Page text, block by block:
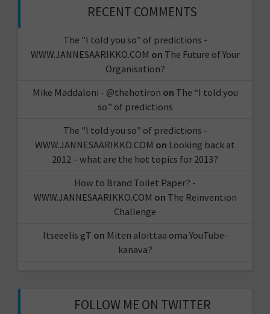
RECENT COMMENTS
The "I told you so" of predictions -
WWW.JANNESAARIKKO.COM on The Future of Your
Organisation?
Mike Maddaloni - @thehotiron on The “I told you
so” of predictions
The "I told you so" of predictions -
WWW.JANNESAARIKKO.COM on Looking back at
2012 – what are the hot topics for 2013?
How to Brand Toilet Paper? -
WWW.JANNESAARIKKO.COM on The Reinvention
Challenge
Itseeelis gT on Miten aloittaa oma YouTube-
kanava?
FOLLOW ME ON TWITTER